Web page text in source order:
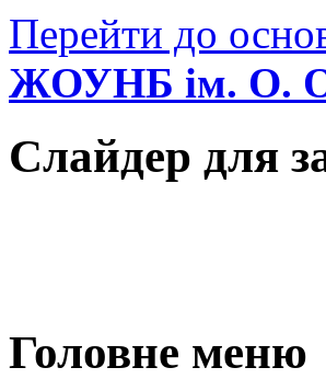
Перейти до
ЖОУНБ ім. О.
Слайдер для
Головне меню